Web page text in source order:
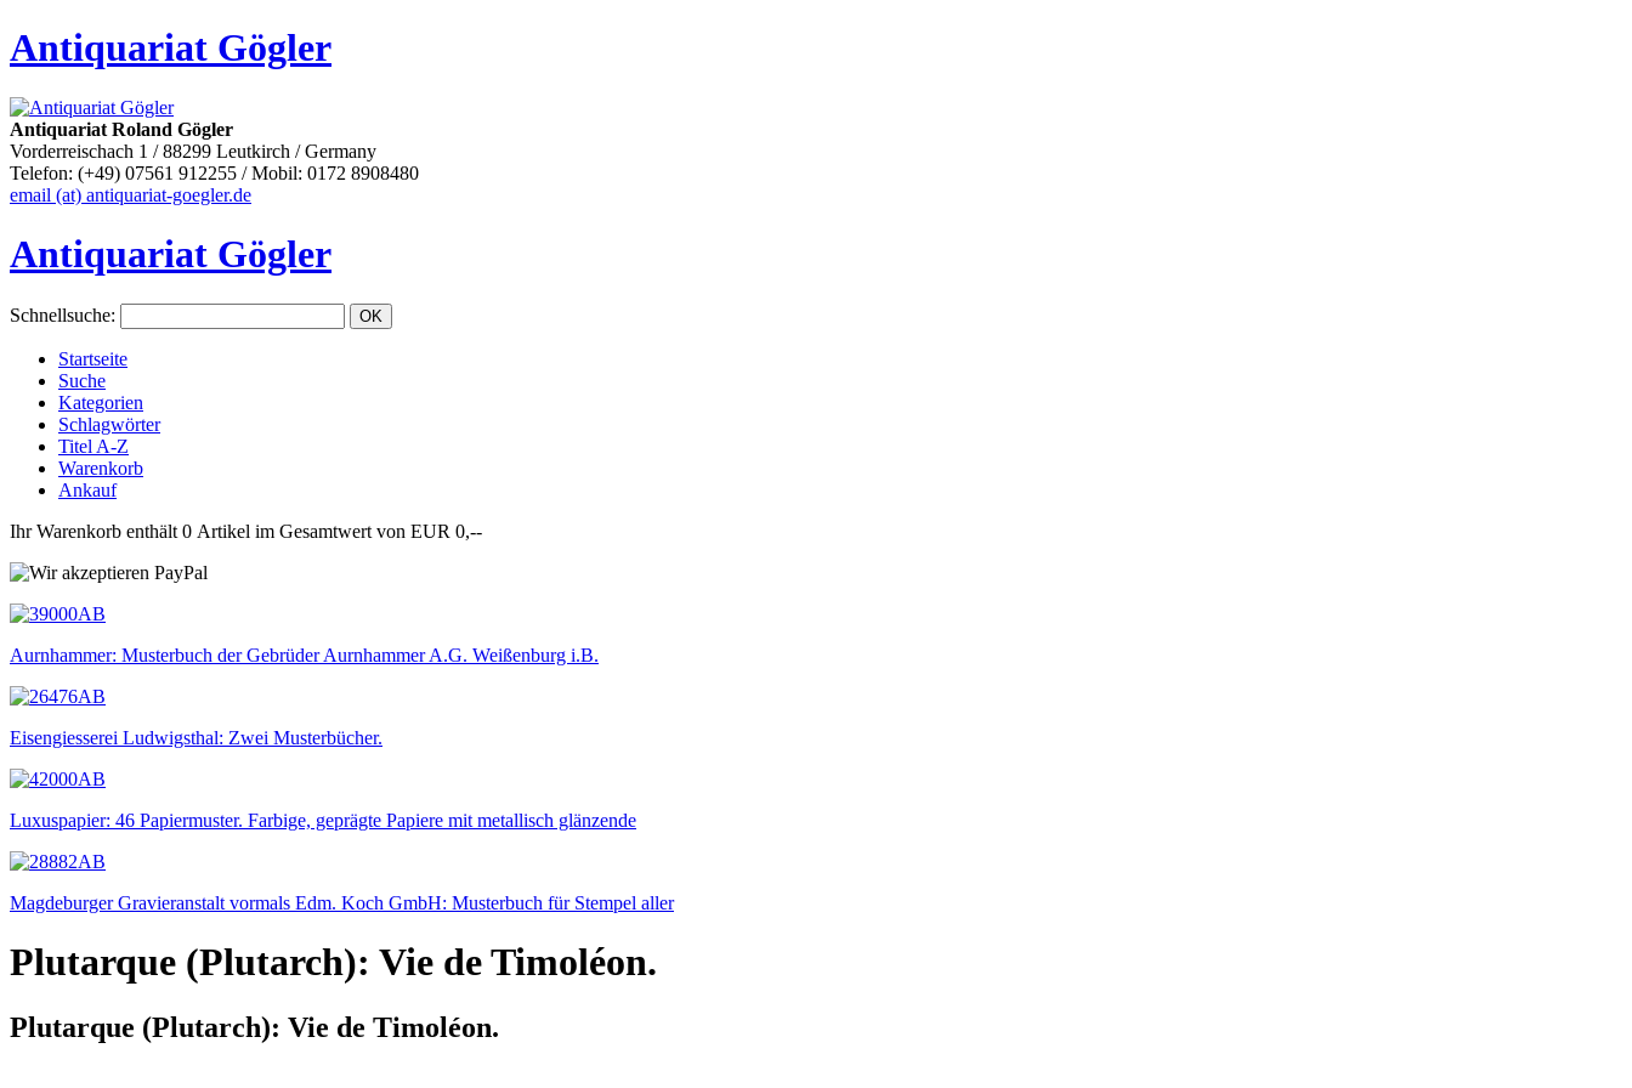
Antiquariat Gögler
Antiquariat Roland Gögler
Vorderreischach 1 / 88299 Leutkirch / Germany
Telefon: (+49) 07561 912255 / Mobil: 0172 8908480
email (at) antiquariat-goegler.de
Antiquariat Gögler
Schnellsuche:
Startseite
Suche
Kategorien
Schlagwörter
Titel A-Z
Warenkorb
Ankauf
Ihr Warenkorb enthält 0 Artikel im Gesamtwert von EUR 0,--
Aurnhammer: Musterbuch der Gebrüder Aurnhammer A.G. Weißenburg i.B.
Eisengiesserei Ludwigsthal: Zwei Musterbücher.
Luxuspapier: 46 Papiermuster. Farbige, geprägte Papiere mit metallisch glänzende
Magdeburger Gravieranstalt vormals Edm. Koch GmbH: Musterbuch für Stempel aller
Plutarque (Plutarch): Vie de Timoléon.
Plutarque (Plutarch): Vie de Timoléon.